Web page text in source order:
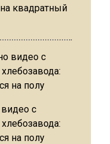
квадратный
с
на полу